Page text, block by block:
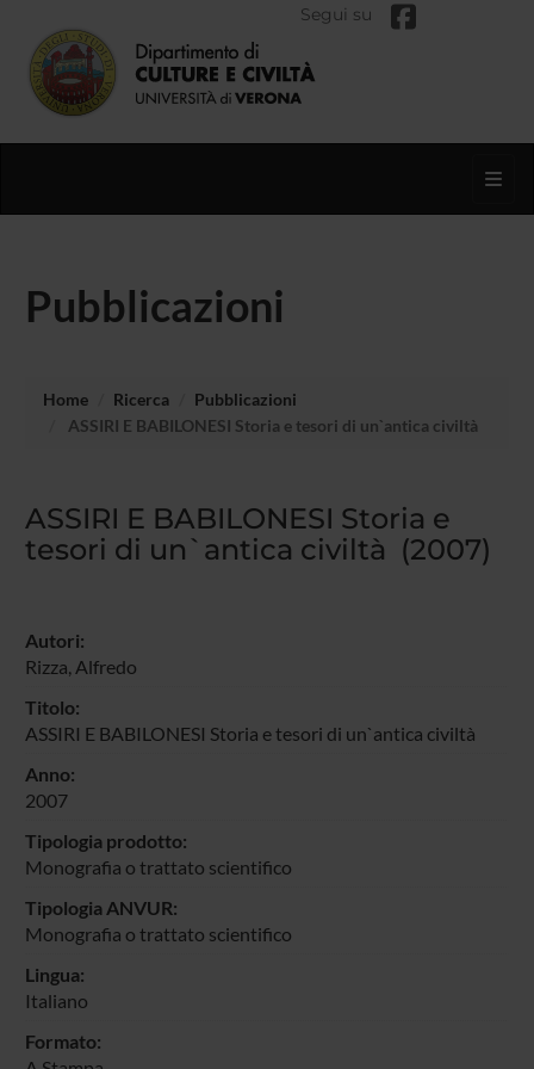
Segui su
Pubblicazioni
Home Ricerca
Pubblicazioni
ASSIRI E BABILONESI Storia e tesori di un`antica civiltà
ASSIRI E BABILONESI Storia e
tesori di un`antica civiltà (2007)
Autori:
Rizza, Alfredo
Titolo:
ASSIRI E BABILONESI Storia e tesori di un`antica civiltà
Anno:
2007
Tipologia prodotto:
Monografia o trattato scientifico
Tipologia ANVUR:
Monografia o trattato scientifico
Lingua:
Italiano
Formato: